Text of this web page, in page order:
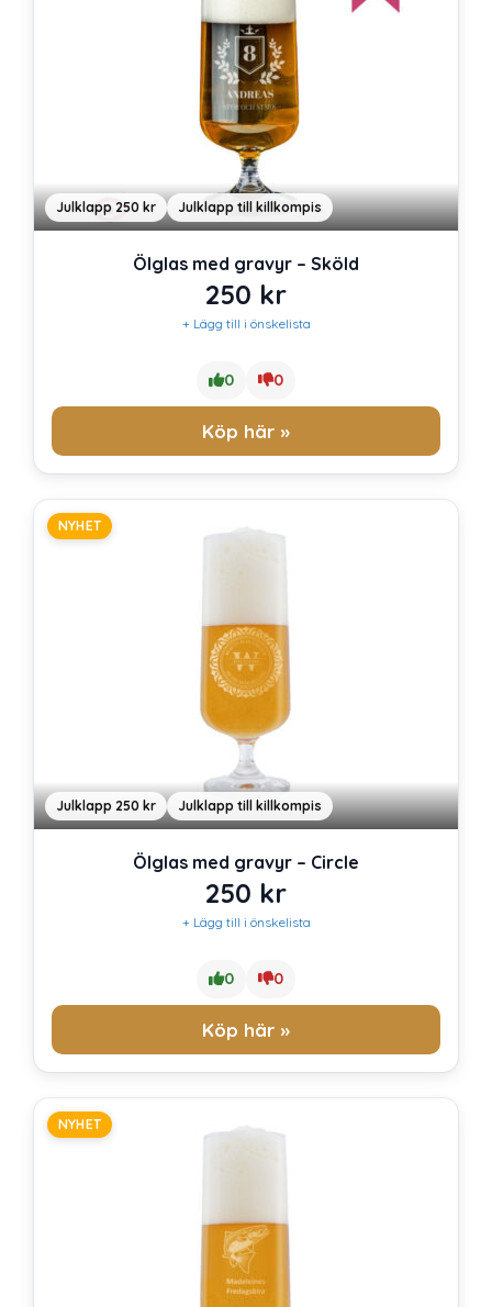
Julklapp 250 kr Julklapp till killkompis
Ölglas med gravyr – Sköld
250 kr
+ Lägg till i önskelista
0 0
Köp här »
NYHET
Julklapp 250 kr Julklapp till killkompis
Ölglas med gravyr – Circle
250 kr
+ Lägg till i önskelista
0 0
Köp här »
NYHET